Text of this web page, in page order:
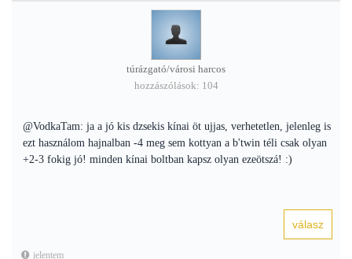
túrázgató/városi harcos
hozzászólások: 104
@VodkaTam: ja a jó kis dzsekis kínai öt ujjas, verhetetlen, jelenleg is
ezt használom hajnalban -4 meg sem kottyan a b'twin téli csak olyan
+2-3 fokig jó! minden kínai boltban kapsz olyan ezeötszá! :)
jelentem